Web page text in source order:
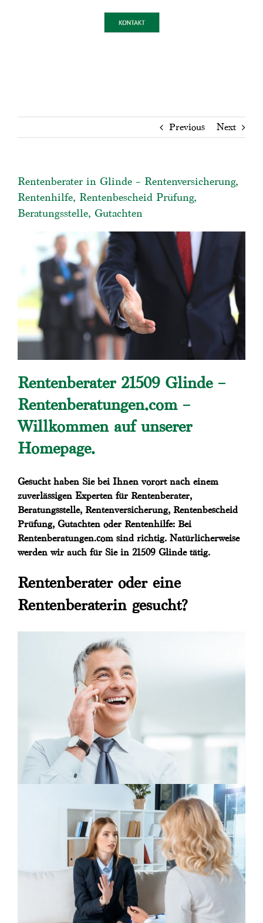
Previous Next
Rentenberater in Glinde – Rentenversicherung,
Rentenhilfe, Rentenbescheid Prüfung,
Beratungsstelle, Gutachten
Rentenberater 21509 Glinde –
Rentenberatungen.com –
Willkommen auf unserer
Homepage.
Gesucht haben Sie bei Ihnen vorort nach einem
zuverlässigen Experten für Rentenberater,
Beratungsstelle, Rentenversicherung, Rentenbescheid
Prüfung, Gutachten oder Rentenhilfe: Bei
Rentenberatungen.com sind richtig. Natürlicherweise
werden wir auch für Sie in 21509 Glinde tätig.
Rentenberater oder eine
Rentenberaterin gesucht?